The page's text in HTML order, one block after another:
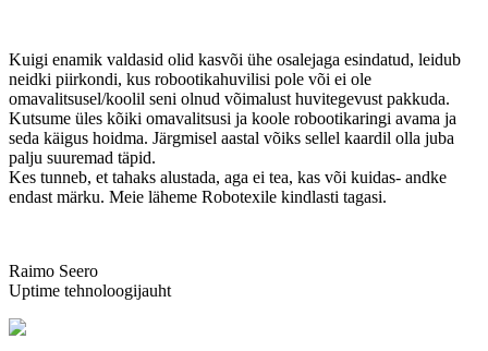
Kuigi enamik valdasid olid kasvõi ühe osalejaga esindatud, leidub
neidki piirkondi, kus robootikahuvilisi pole või ei ole
omavalitsusel/koolil seni olnud võimalust huvitegevust pakkuda.
Kutsume üles kõiki omavalitsusi ja koole robootikaringi avama ja
seda käigus hoidma. Järgmisel aastal võiks sellel kaardil olla juba
palju suuremad täpid.
Kes tunneb, et tahaks alustada, aga ei tea, kas või kuidas- andke
endast märku. Meie läheme Robotexile kindlasti tagasi.
Raimo Seero
Uptime tehnoloogijauht